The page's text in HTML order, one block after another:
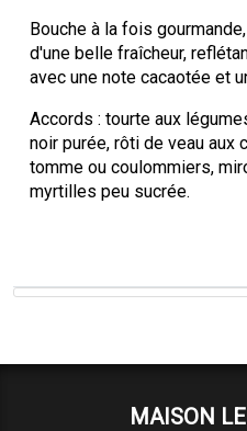
Bouche à la fois
d'une belle fraîcheur,
avec une note cacaotée et
Accords : tourte aux
noir purée, rôti de veau aux
tomme ou coulommiers,
myrtilles peu sucrée.
MAISON